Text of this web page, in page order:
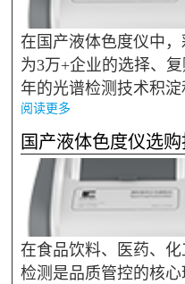
在国产液体色度仪中
为3万+企业的选择、
年的光谱检测技术积
作为国家专精特新小巨
类通吃”的路线，而是
对性打造适配各行业...
阅读更多
国产液体色度仪选
在食品饮料、医药、
检测是品质管控的核